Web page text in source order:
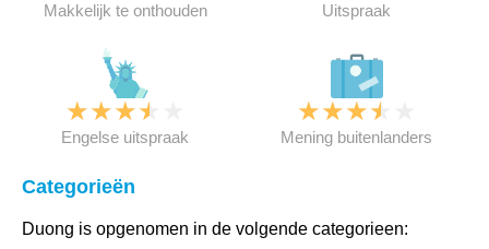
Makkelijk te onthouden Uitspraak
★★★★
Engelse uitspraak
★★★★
Mening buitenlanders
Categorieën
Duong is opgenomen in de volgende categorieen: